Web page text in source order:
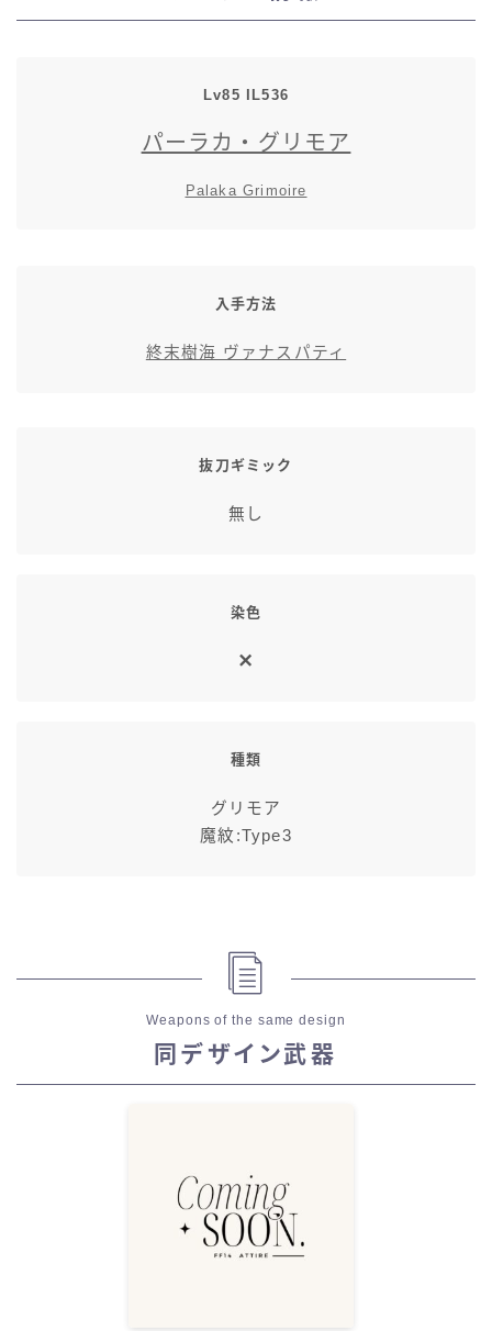
七分丈
極シタデル・ボズヤ追憶戦
Lv85 IL536
パーラカ・グリモア
Palaka Grimoire
入手方法
終末樹海 ヴァナスパティ
抜刀ギミック
無し
染色
種類
グリモア
魔紋:Type3
Weapons of the same design
同デザイン武器